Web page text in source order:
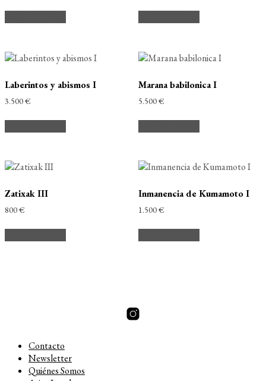
Laberintos y abismos I
3.500€
Marana babilonica I
5.500€
Zatixak III
800€
Inmanencia de Kumamoto I
1.500€
Contacto
Newsletter
Quiénes Somos